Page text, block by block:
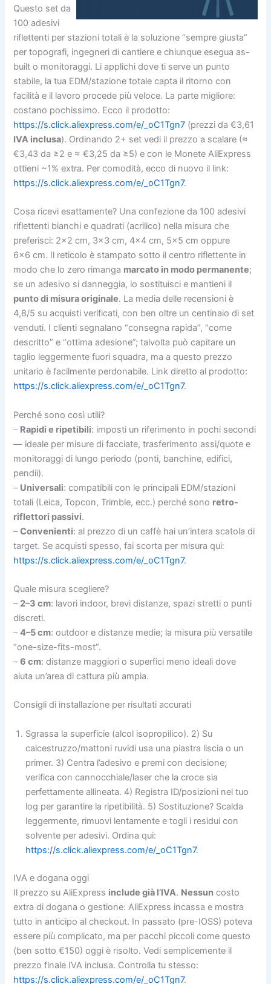
Questo set da
100 adesivi
riflettenti per stazioni totali è la soluzione “sempre giusta”
per topografi, ingegneri di cantiere e chiunque esegua as-
built o monitoraggi. Li applichi dove ti serve un punto
stabile, la tua EDM/stazione totale capta il ritorno con
facilità e il lavoro procede più veloce. La parte migliore:
costano pochissimo. Ecco il prodotto:
https://s.click.aliexpress.com/e/_oC1Tgn7 (prezzi da €3,61
IVA inclusa). Ordinando 2+ set vedi il prezzo a scalare (≈
€3,43 da ≥2 e ≈ €3,25 da ≥5) e con le Monete AliExpress
ottieni ~1% extra. Per comodità, ecco di nuovo il link:
https://s.click.aliexpress.com/e/_oC1Tgn7.
Cosa ricevi esattamente? Una confezione da 100 adesivi
riflettenti bianchi e quadrati (acrilico) nella misura che
preferisci: 2×2 cm, 3×3 cm, 4×4 cm, 5×5 cm oppure
6×6 cm. Il reticolo è stampato sotto il centro riflettente in
modo che lo zero rimanga marcato in modo permanente;
se un adesivo si danneggia, lo sostituisci e mantieni il
punto di misura originale. La media delle recensioni è
4,8/5 su acquisti verificati, con ben oltre un centinaio di set
venduti. I clienti segnalano “consegna rapida”, “come
descritto” e “ottima adesione”; talvolta può capitare un
taglio leggermente fuori squadra, ma a questo prezzo
unitario è facilmente perdonabile. Link diretto al prodotto:
https://s.click.aliexpress.com/e/_oC1Tgn7.
Perché sono così utili?
– Rapidi e ripetibili: imposti un riferimento in pochi secondi
— ideale per misure di facciate, trasferimento assi/quote e
monitoraggi di lungo periodo (ponti, banchine, edifici,
pendii).
– Universali: compatibili con le principali EDM/stazioni
totali (Leica, Topcon, Trimble, ecc.) perché sono retro-
riflettori passivi.
–Convenienti: al prezzo di un caffè hai un’intera scatola di
target. Se acquisti spesso, fai scorta per misura qui:
https://s.click.aliexpress.com/e/_oC1Tgn7.
Quale misura scegliere?
– 2–3 cm: lavori indoor, brevi distanze, spazi stretti o punti
discreti.
–4–5 cm: outdoor e distanze medie; la misura più versatile
“one-size-fits-most”.
–6 cm: distanze maggiori o superfici meno ideali dove
aiuta un’area di cattura più ampia.
Consigli di installazione per risultati accurati
Sgrassa la superficie (alcol isopropilico). 2) Su
calcestruzzo/mattoni ruvidi usa una piastra liscia o un
primer. 3) Centra l’adesivo e premi con decisione;
verifica con cannocchiale/laser che la croce sia
perfettamente allineata. 4) Registra ID/posizioni nel tuo
log per garantire la ripetibilità. 5) Sostituzione? Scalda
leggermente, rimuovi lentamente e togli i residui con
solvente per adesivi. Ordina qui:
https://s.click.aliexpress.com/e/_oC1Tgn7.
IVA e dogana oggi
Il prezzo su AliExpress include già l’IVA. Nessun costo
extra di dogana o gestione: AliExpress incassa e mostra
tutto in anticipo al checkout. In passato (pre-IOSS) poteva
essere più complicato, ma per pacchi piccoli come questo
(ben sotto €150) oggi è risolto. Vedi semplicemente il
prezzo finale IVA inclusa. Controlla tu stesso:
https://s.click.aliexpress.com/e/_oC1Tgn7.